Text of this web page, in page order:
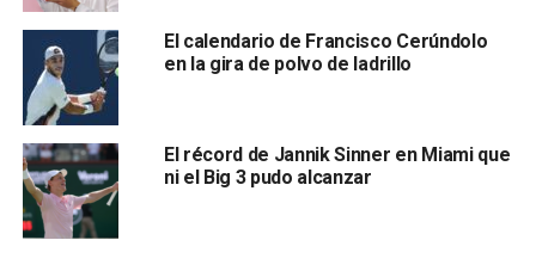
El calendario de Francisco Cerúndolo
en la gira de polvo de ladrillo
El récord de Jannik Sinner en Miami que
ni el Big 3 pudo alcanzar